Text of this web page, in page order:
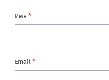
Имя *
Email *